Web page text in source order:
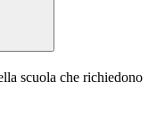
scuola che richiedono